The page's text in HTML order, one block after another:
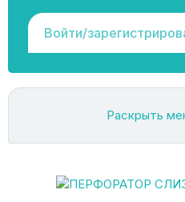
Войти/
Раскрыть